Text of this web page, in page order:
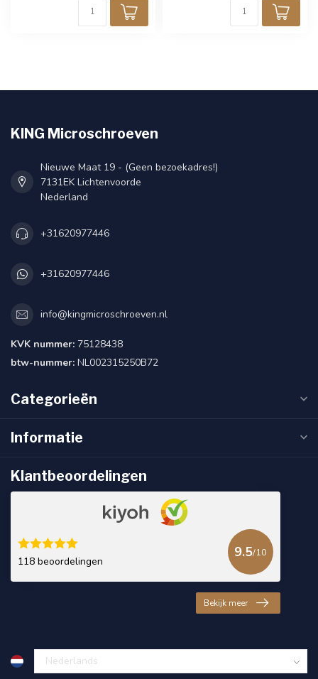
KING Microschroeven
Nieuwe Maat 19 - (Geen bezoekadres!)
7131EK Lichtenvoorde
Nederland
+31620977446
+31620977446
info@kingmicroschroeven.nl
KVK nummer: 75128438
btw-nummer: NL002315250B72
Categorieën
Informatie
Klantbeoordelingen
118 beoordelingen
9.5/10
Bekijk meer